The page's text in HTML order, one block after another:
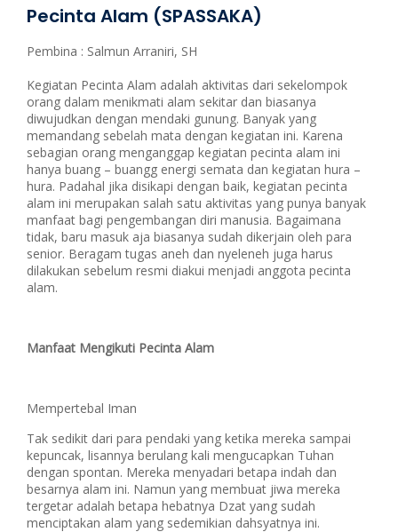
Pecinta Alam (SPASSAKA)
Pembina : Salmun Arraniri, SH
Kegiatan Pecinta Alam adalah aktivitas dari sekelompok
orang dalam menikmati alam sekitar dan biasanya
diwujudkan dengan mendaki gunung. Banyak yang
memandang sebelah mata dengan kegiatan ini. Karena
sebagian orang menganggap kegiatan pecinta alam ini
hanya buang – buangg energi semata dan kegiatan hura –
hura. Padahal jika disikapi dengan baik, kegiatan pecinta
alam ini merupakan salah satu aktivitas yang punya banyak
manfaat bagi pengembangan diri manusia. Bagaimana
tidak, baru masuk aja biasanya sudah dikerjain oleh para
senior. Beragam tugas aneh dan nyeleneh juga harus
dilakukan sebelum resmi diakui menjadi anggota pecinta
alam.
Manfaat Mengikuti Pecinta Alam
Mempertebal Iman
Tak sedikit dari para pendaki yang ketika mereka sampai
kepuncak, lisannya berulang kali mengucapkan Tuhan
dengan spontan. Mereka menyadari betapa indah dan
besarnya alam ini. Namun yang membuat jiwa mereka
tergetar adalah betapa hebatnya Dzat yang sudah
menciptakan alam yang sedemikian dahsyatnya ini.